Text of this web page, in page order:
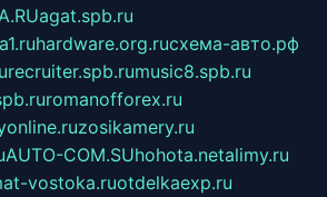
agat.spb.ru
hardware.org.ruсхема-авто.рф
recruiter.spb.rumusic8.spb.ru
romanofforex.ru
zosikamery.ru
AUTO-COM.SUhohota.netalimy.ru
vostoka.ruotdelkaexp.ru